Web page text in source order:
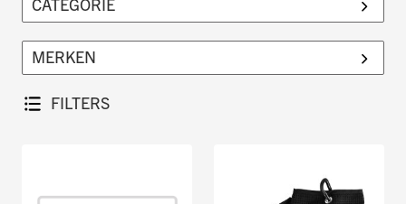
golfbaan en ook perfecte cadeaus voor alle
golfliefhebbers.
FILTERS